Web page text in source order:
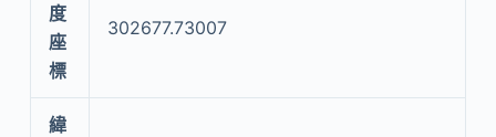
度
座
標
302677.73007
緯